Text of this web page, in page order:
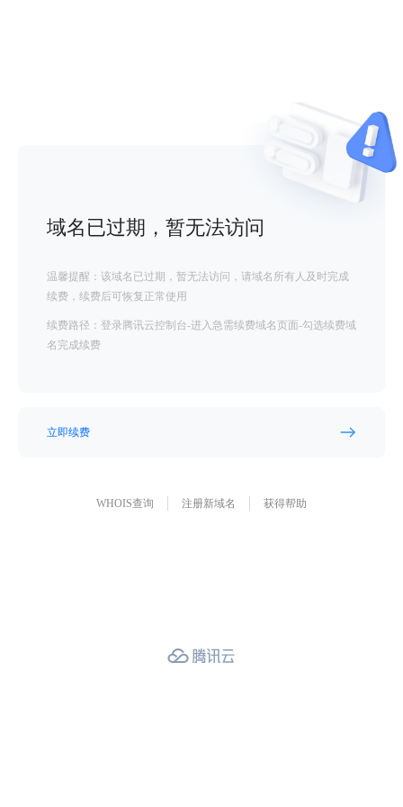
域名已过期，暂无法访问
温馨提醒：该域名已过期，暂无法访问，请域名所有人及时完成
续费，续费后可恢复正常使用
续费路径：登录腾讯云控制台-进入急需续费域名页面-勾选续费域
名完成续费
立即续费
WHOIS查询 注册新域名 获得帮助